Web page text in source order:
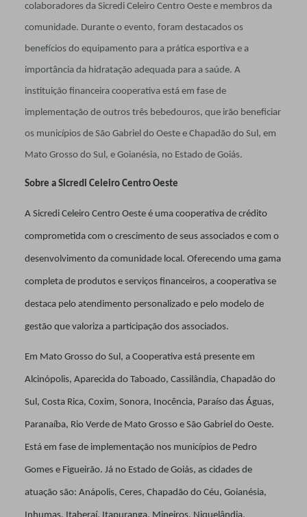
colaboradores da Sicredi Celeiro Centro Oeste e membros da
comunidade. Durante o evento, foram destacados os
benefícios do equipamento para a prática esportiva e a
importância da hidratação adequada para a saúde. A
instituição financeira cooperativa está em fase de
implementação de outros três bebedouros, que irão beneficiar
os municípios de São Gabriel do Oeste e Chapadão do Sul, em
Mato Grosso do Sul, e Goianésia, no Estado de Goiás.
Sobre a Sicredi Celeiro Centro Oeste
A Sicredi Celeiro Centro Oeste é uma cooperativa de crédito
comprometida com o crescimento de seus associados e com o
desenvolvimento da comunidade local. Oferecendo uma gama
completa de produtos e serviços financeiros, a cooperativa se
destaca pelo atendimento personalizado e pelo modelo de
gestão que valoriza a participação dos associados.
Em Mato Grosso do Sul, a Cooperativa está presente em
Alcinópolis, Aparecida do Taboado, Cassilândia, Chapadão do
Sul, Costa Rica, Coxim, Sonora, Inocência, Paraíso das Águas,
Paranaíba, Rio Verde de Mato Grosso e São Gabriel do Oeste.
Está em fase de implementação nos municípios de Pedro
Gomes e Figueirão. Já no Estado de Goiás, as cidades de
atuação são: Anápolis, Ceres, Chapadão do Céu, Goianésia,